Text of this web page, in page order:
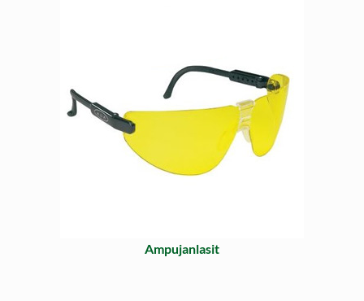
Ampujanlasit